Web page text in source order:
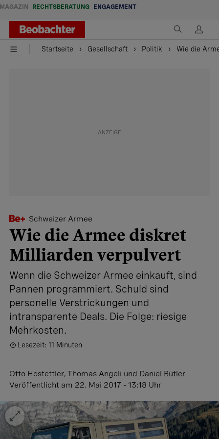
MAGAZIN RECHTSBERATUNG ENGAGEMENT
Startseite Gesellschaft Politik Wie die
Schweizer Armee
Wie die Armee diskret
Milliarden verpulvert
Wenn die Schweizer Armee einkauft, sind
Pannen programmiert. Schuld sind
personelle Verstrickungen und
intransparente Deals. Die Folge: riesige
Mehrkosten.
Lesezeit: 11 Minuten
Otto Hostettler, Thomas Angeli und Daniel Bütler
Veröffentlicht am 22. Mai 2017 - 13:18 Uhr